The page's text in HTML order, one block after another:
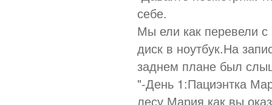
себе.
Мы ели как перевели с
диск в ноутбук.На
заднем плане был
"-День 1:Пациэнтка
лесу.Мария,как вы